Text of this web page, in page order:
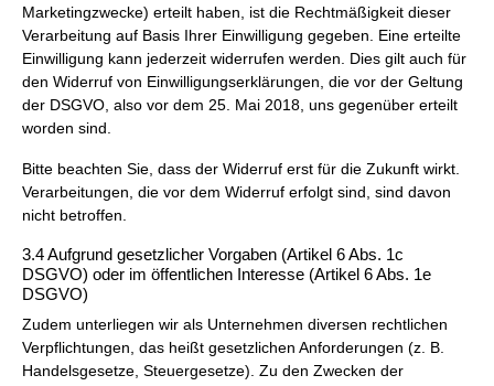
Marketingzwecke) erteilt haben, ist die Rechtmäßigkeit dieser
Verarbeitung auf Basis Ihrer Einwilligung gegeben. Eine erteilte
Einwilligung kann jederzeit widerrufen werden. Dies gilt auch für
den Widerruf von Einwilligungserklärungen, die vor der Geltung
der DSGVO, also vor dem 25. Mai 2018, uns gegenüber erteilt
worden sind.
Bitte beachten Sie, dass der Widerruf erst für die Zukunft wirkt.
Verarbeitungen, die vor dem Widerruf erfolgt sind, sind davon
nicht betroffen.
3.4 Aufgrund gesetzlicher Vorgaben (Artikel 6 Abs. 1c
DSGVO) oder im öffentlichen Interesse (Artikel 6 Abs. 1e
DSGVO)
Zudem unterliegen wir als Unternehmen diversen rechtlichen
Verpflichtungen, das heißt gesetzlichen Anforderungen (z. B.
Handelsgesetze, Steuergesetze). Zu den Zwecken der